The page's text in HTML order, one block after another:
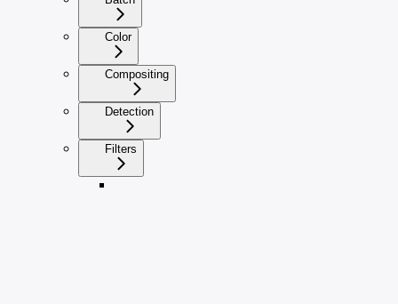
Color
Compositing
Detection
Filters